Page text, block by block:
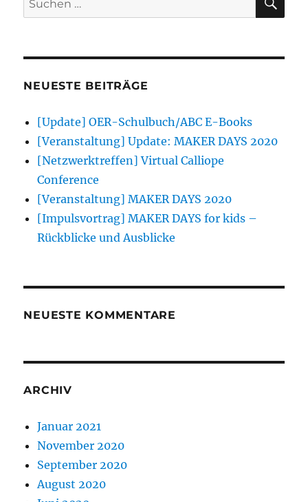
nach:
NEUESTE BEITRÄGE
[Update] OER-Schulbuch/ABC E-Books
[Veranstaltung] Update: MAKER DAYS 2020
[Netzwerktreffen] Virtual Calliope
Conference
[Veranstaltung] MAKER DAYS 2020
[Impulsvortrag] MAKER DAYS for kids –
Rückblicke und Ausblicke
NEUESTE KOMMENTARE
ARCHIV
Januar 2021
November 2020
September 2020
August 2020